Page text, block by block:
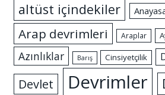
altüst içindekiler
Arap devrimleri Araplar
Azınlıklar Barış Cinsiyetçilik
Devlet Devrimler